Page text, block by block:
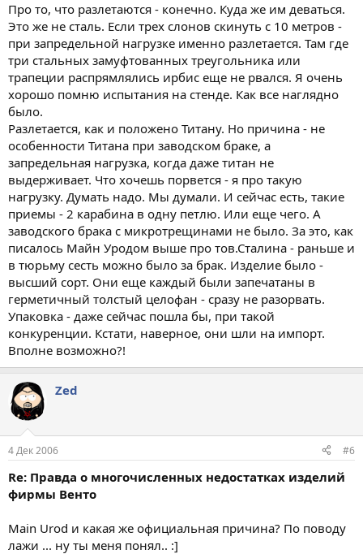
Про то, что разлетаются - конечно. Куда же им деваться.
Это же не сталь. Если трех слонов скинуть с 10 метров -
при запредельной нагрузке именно разлетается. Там где
три стальных замуфтованных треугольника или
трапеции распрямлялись ирбис еще не рвался. Я очень
хорошо помню испытания на стенде. Как все наглядно
было.
Разлетается, как и положено Титану. Но причина - не
особенности Титана при заводском браке, а
запредельная нагрузка, когда даже титан не
выдерживает. Что хочешь порвется - я про такую
нагрузку. Думать надо. Мы думали. И сейчас есть, такие
приемы - 2 карабина в одну петлю. Или еще чего. А
заводского брака с микротрещинами не было. За это, как
писалось Майн Уродом выше про тов.Сталина - раньше и
в тюрьму сесть можно было за брак. Изделие было -
высший сорт. Они еще каждый были запечатаны в
герметичный толстый целофан - сразу не разорвать.
Упаковка - даже сейчас пошла бы, при такой
конкуренции. Кстати, наверное, они шли на импорт.
Вполне возможно?!
Zed
4 Дек 2006 #6
Re: Правда о многочисленных недостатках изделий
фирмы Венто
Main Urod и какая же официальная причина? По поводу
лажи ... ну ты меня понял.. :]